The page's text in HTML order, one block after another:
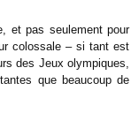
et pas seulement pour
colossale – si tant est
des Jeux olympiques,
que beaucoup de